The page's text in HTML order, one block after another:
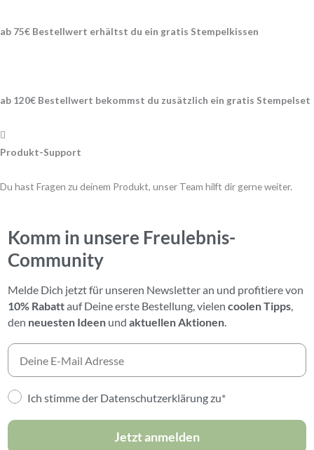
ab 75€ Bestellwert erhältst du ein gratis Stempelkissen
ab 120€ Bestellwert bekommst du zusätzlich ein gratis Stempelset
Produkt-Support
Du hast Fragen zu deinem Produkt, unser Team hilft dir gerne weiter.
Komm in unsere Freulebnis-
Community
Melde Dich jetzt für unseren Newsletter an und profitiere von
10% Rabattauf Deine erste Bestellung,vielen coolen Tipps,
den neuesten Ideen und aktuellen Aktionen.
Ich stimme der Datenschutzerklärung zu*
Jetzt anmelden